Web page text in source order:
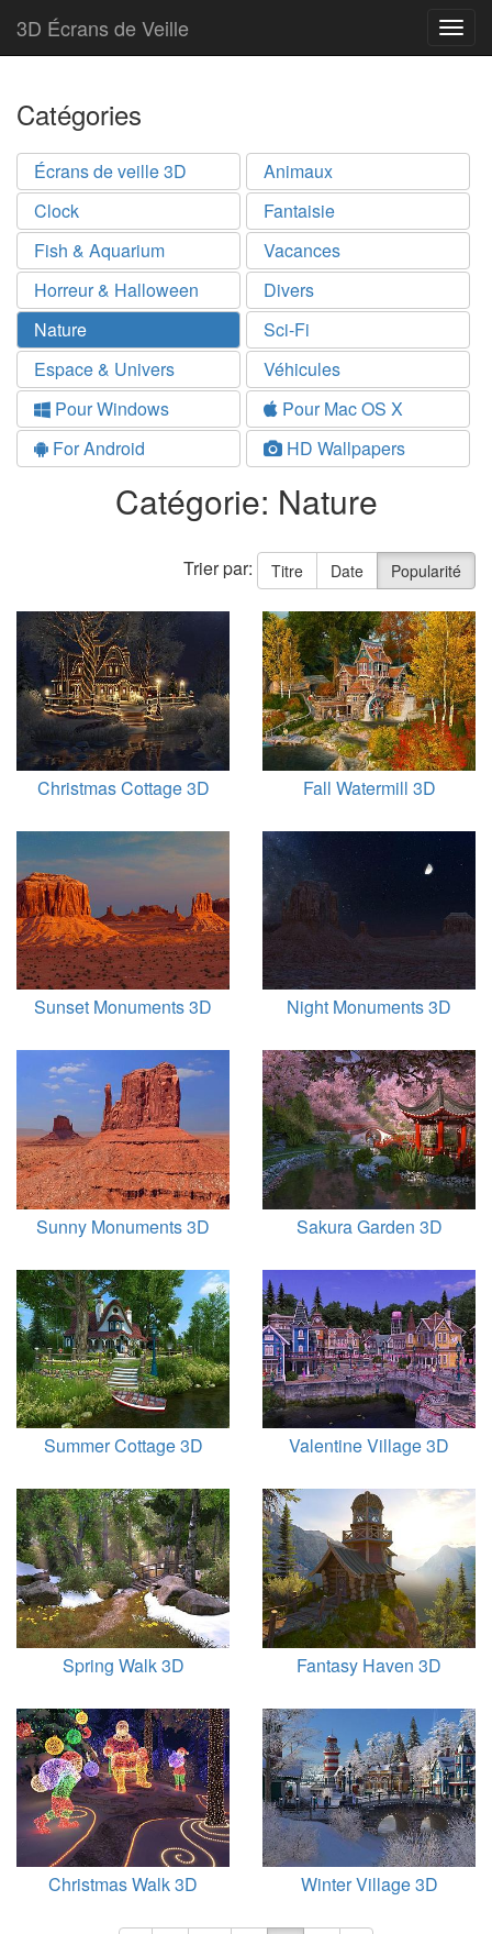
3D Écrans de Veille
Catégories
Écrans de veille 3D
Animaux
Clock
Fantaisie
Fish & Aquarium
Vacances
Horreur & Halloween
Divers
Nature
Sci-Fi
Espace & Univers
Véhicules
Pour Windows
Pour Mac OS X
For Android
HD Wallpapers
Catégorie: Nature
Trier par: Titre Date Popularité
Christmas Cottage 3D Fall Watermill 3D
Sunset Monuments 3D Night Monuments 3D
Sunny Monuments 3D Sakura Garden 3D
Summer Cottage 3D Valentine Village 3D
Spring Walk 3D Fantasy Haven 3D
Christmas Walk 3D Winter Village 3D